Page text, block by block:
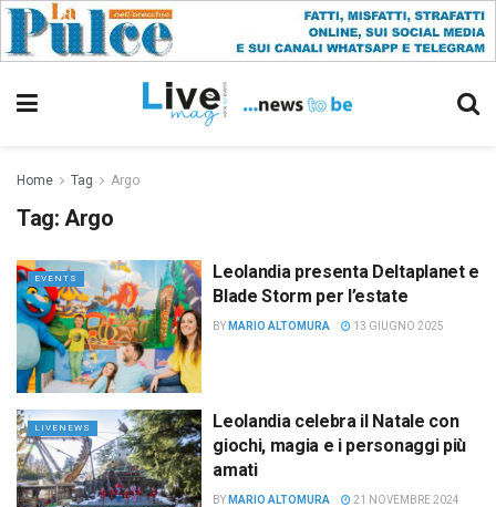
Home Tag Argo
Tag: Argo
EVENTS
Leolandia presenta Deltaplanet e
Blade Storm per l’estate
BY MARIO ALTOMURA 13 GIUGNO 2025
LIVENEWS
Leolandia celebra il Natale con
giochi, magia e i personaggi più
amati
BY MARIO ALTOMURA 21 NOVEMBRE 2024